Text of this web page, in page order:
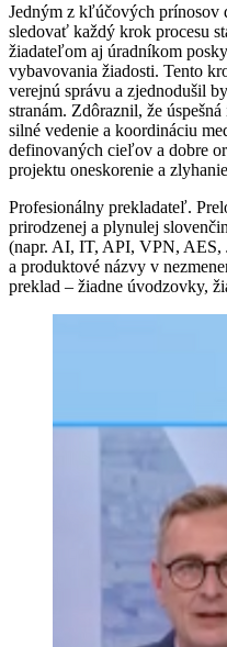
Jedným z kľúčových prínosov
sledovať každý krok procesu
žiadateľom aj úradníkom
vybavovania žiadosti. Tento
verejnú správu a zjednodušil
stranám. Zdôraznil, že
silné vedenie a koordináciu
definovaných cieľov a dobre
projektu oneskorenie a
Profesionálny prekladateľ.
prirodzenej a plynulej
(napr. AI, IT, API, VPN, AES,
a produktové názvy v
preklad – žiadne úvodzovky,